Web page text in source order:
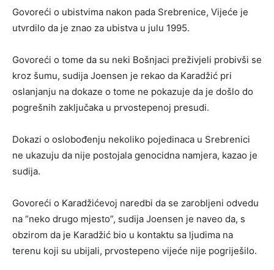
Govoreći o ubistvima nakon pada Srebrenice, Vijeće je
utvrdilo da je znao za ubistva u julu 1995.
Govoreći o tome da su neki Bošnjaci preživjeli probivši se
kroz šumu, sudija Joensen je rekao da Karadžić pri
oslanjanju na dokaze o tome ne pokazuje da je došlo do
pogrešnih zaključaka u prvostepenoj presudi.
Dokazi o oslobođenju nekoliko pojedinaca u Srebrenici
ne ukazuju da nije postojala genocidna namjera, kazao je
sudija.
Govoreći o Karadžićevoj naredbi da se zarobljeni odvedu
na “neko drugo mjesto”, sudija Joensen je naveo da, s
obzirom da je Karadžić bio u kontaktu sa ljudima na
terenu koji su ubijali, prvostepeno vijeće nije pogriješilo.